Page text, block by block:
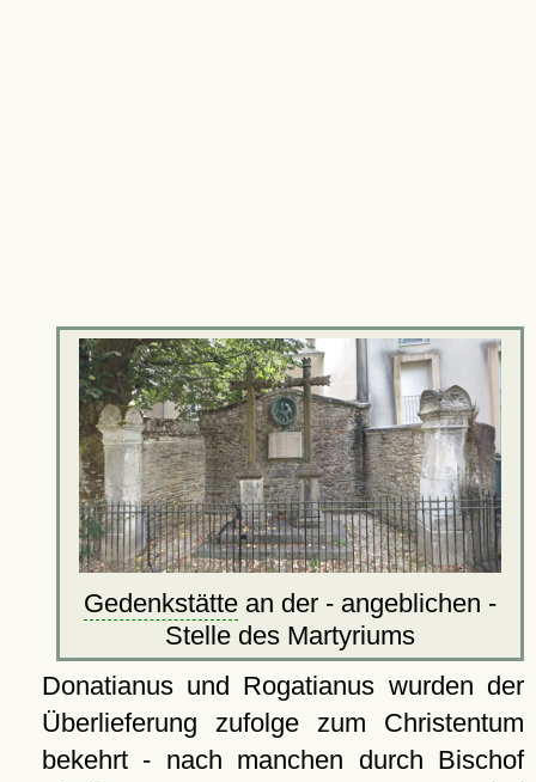
Gedenkstätte an der - angeblichen -
Stelle des Martyriums
Donatianus und Rogatianus wurden der
Überlieferung zufolge zum Christentum
bekehrt - nach manchen durch Bischof